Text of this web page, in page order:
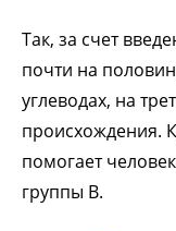
Так, за счет
почти на
углеводах, на
происхождения.
помогает
группы В.